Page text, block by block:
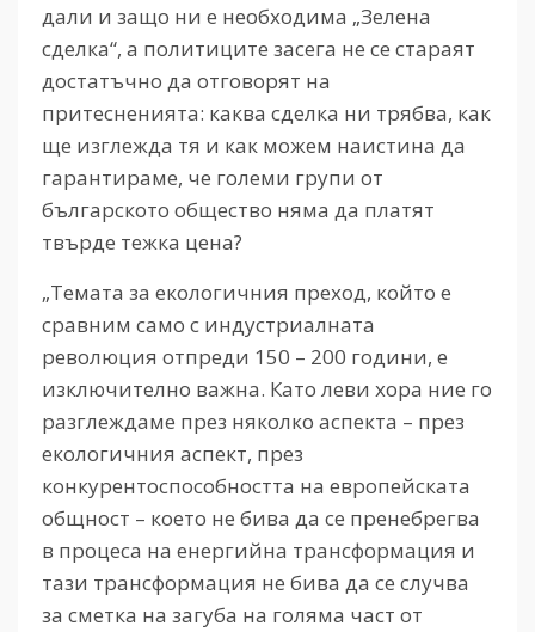
дали и защо ни е необходима „Зелена
сделка“, а политиците засега не се стараят
достатъчно да отговорят на
притесненията: каква сделка ни трябва, как
ще изглежда тя и как можем наистина да
гарантираме, че големи групи от
българското общество няма да платят
твърде тежка цена?
„Темата за екологичния преход, който е
сравним само с индустриалната
революция отпреди 150 – 200 години, е
изключително важна. Като леви хора ние го
разглеждаме през няколко аспекта – през
екологичния аспект, през
конкурентоспособността на европейската
общност – което не бива да се пренебрегва
в процеса на енергийна трансформация и
тази трансформация не бива да се случва
за сметка на загуба на голяма част от